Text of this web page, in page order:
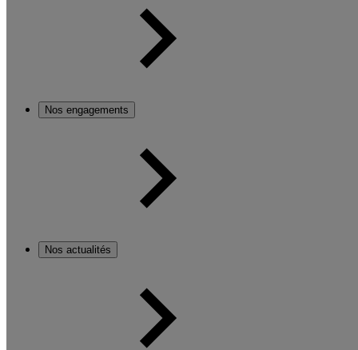
Nos engagements
Nos actualités